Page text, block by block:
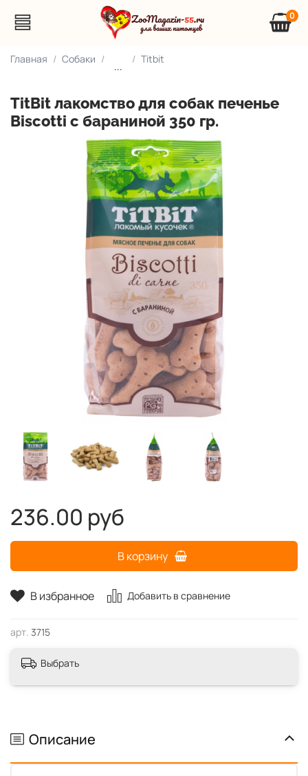
0
Главная Собаки
...
Titbit
TitBit лакомство для собак печенье
Biscotti с бараниной 350 гр.
В избранное Добавить в сравнение
арт. 3715
236.00 руб
В корзину
Выбрать
Описание